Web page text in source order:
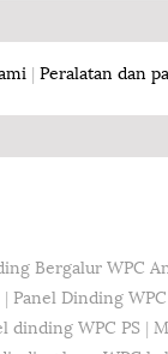
| Peralatan dan
Bergalur WPC
| Panel Dinding
dinding WPC PS |